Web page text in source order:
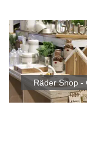
Räder Shop -